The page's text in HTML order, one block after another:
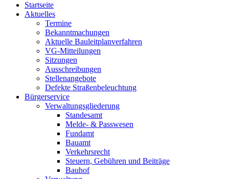
Startseite
Aktuelles
Termine
Bekanntmachungen
Aktuelle Bauleitplanverfahren
VG-Mitteilungen
Sitzungen
Ausschreibungen
Stellenangebote
Defekte Straßenbeleuchtung
Bürgerservice
Verwaltungsgliederung
Standesamt
Melde- & Passwesen
Fundamt
Bauamt
Verkehrsrecht
Steuern, Gebühren und Beiträge
Bauhof